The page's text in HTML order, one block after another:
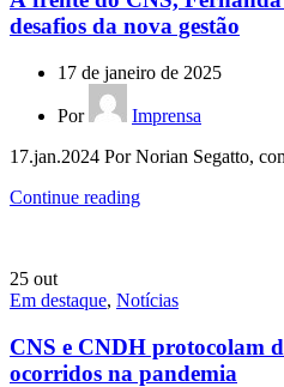
desafios da nova gestão
17 de janeiro de 2025
Por
Imprensa
17.jan.2024 Por Norian Segatto,
Continue reading
25 out
Em destaque, Notícias
CNS e CNDH protocolam
ocorridos na pandemia